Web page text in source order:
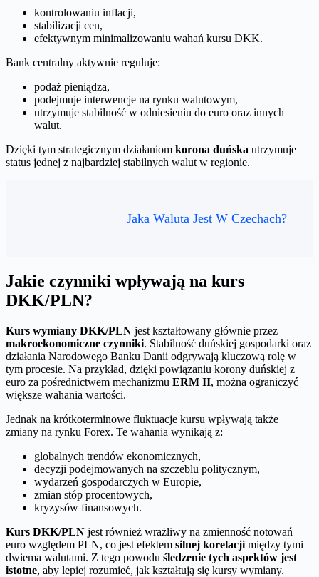
kontrolowaniu inflacji,
stabilizacji cen,
efektywnym minimalizowaniu wahań kursu DKK.
Bank centralny aktywnie reguluje:
podaż pieniądza,
podejmuje interwencje na rynku walutowym,
utrzymuje stabilność w odniesieniu do euro oraz innych
walut.
Dzięki tym strategicznym działaniom korona duńska utrzymuje
status jednej z najbardziej stabilnych walut w regionie.
Jaka Waluta Jest W Czechach?
Jakie czynniki wpływają na kurs
DKK/PLN?
Kurs wymiany DKK/PLN jest kształtowany głównie przez
makroekonomiczne czynniki. Stabilność duńskiej gospodarki oraz
działania Narodowego Banku Danii odgrywają kluczową rolę w
tym procesie. Na przykład, dzięki powiązaniu korony duńskiej z
euro za pośrednictwem mechanizmu ERM II, można ograniczyć
większe wahania wartości.
Jednak na krótkoterminowe fluktuacje kursu wpływają także
zmiany na rynku Forex. Te wahania wynikają z:
globalnych trendów ekonomicznych,
decyzji podejmowanych na szczeblu politycznym,
wydarzeń gospodarczych w Europie,
zmian stóp procentowych,
kryzysów finansowych.
Kurs DKK/PLN jest również wrażliwy na zmienność notowań
euro względem PLN, co jest efektem silnej korelacji między tymi
dwiema walutami. Z tego powodu śledzenie tych aspektów jest
istotne, aby lepiej rozumieć, jak kształtują się kursy wymiany.